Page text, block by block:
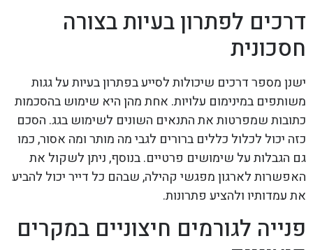
דרכים לפתרון בעיות בצורה
חסכונית
ישנן מספר דרכים שיכולות לסייע בפתרון בעיות על גגות
משותפים במינימום עלויות. אחת מהן היא שימוש בהסכמות
כתובות שמפרטות את התנאים השונים לשימוש בגג. הסכם
כזה יכול לכלול כללים ברורים לגבי מה מותר ומה אסור, כמו
גם הגבלות על שימושים פרטיים. בנוסף, ניתן לשקול את
האפשרות לארגון מפגשי קהילה, שבהם כל דייר יכול להביע
את עמדותיו ולהציע פתרונות.
פנייה לגורמים חיצוניים במקרים